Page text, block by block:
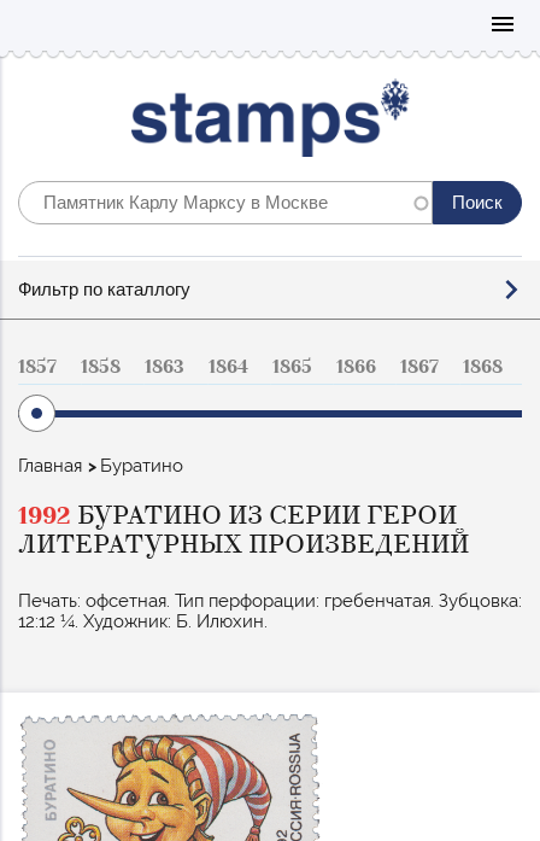
menu
по
Фильтр по каталлогу
1857 1858 1863 1864 1865 1866 1867 1868
Строка
Главная Буратино
1992 БУРАТИНО ИЗ СЕРИИ ГЕРОИ
ЛИТЕРАТУРНЫХ ПРОИЗВЕДЕНИЙ
Печать: офсетная. Тип перфорации: гребенчатая. Зубцовка:
12:12 ¼. Художник: Б. Илюхин.